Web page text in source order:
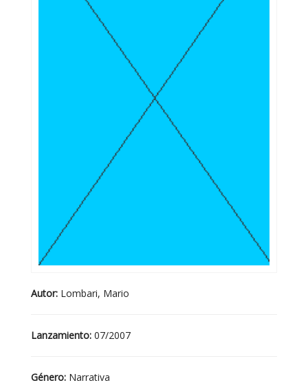
Autor: Lombari, Mario
Lanzamiento: 07/2007
Género: Narrativa